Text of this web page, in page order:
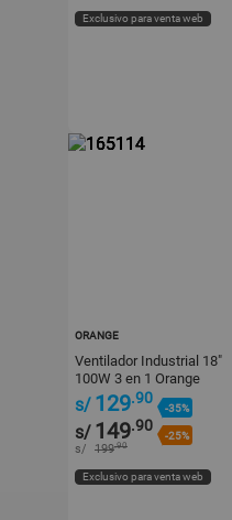
Exclusivo para venta web
ORANGE
Ventilador Industrial 18"
100W 3 en 1 Orange
s/ 129.90
-35%
s/ 149.90
-25%
s/ 199.90
Exclusivo para venta web